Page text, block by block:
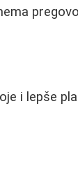
i lepše